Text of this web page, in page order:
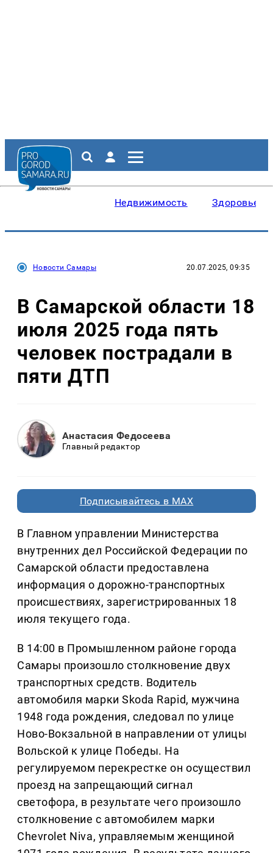
Недвижимость Здоровье
Новости Самары 20.07.2025, 09:35
В Самарской области 18
июля 2025 года пять
человек пострадали в
пяти ДТП
Анастасия Федосеева
Главный редактор
Подписывайтесь в MAX
В Главном управлении Министерства
внутренних дел Российской Федерации по
Самарской области предоставлена
информация о дорожно-транспортных
происшествиях, зарегистрированных 18
июля текущего года.
В 14:00 в Промышленном районе города
Самары произошло столкновение двух
транспортных средств. Водитель
автомобиля марки Skoda Rapid, мужчина
1948 года рождения, следовал по улице
Ново-Вокзальной в направлении от улицы
Вольской к улице Победы. На
регулируемом перекрестке он осуществил
проезд на запрещающий сигнал
светофора, в результате чего произошло
столкновение с автомобилем марки
Chevrolet Niva, управляемым женщиной